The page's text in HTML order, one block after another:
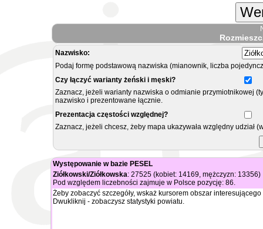
Nazwisko:
Podaj formę podstawową nazwiska (mianownik, liczba
Czy łączyć warianty żeński i męski?
Zaznacz, jeżeli warianty nazwiska o odmianie przymiotnikowej
nazwisko i prezentowane łącznie.
Prezentacja częstości względnej?
Zaznacz, jeżeli chcesz, żeby mapa ukazywała względny
Występowanie w bazie PESEL
Ziółkowski/Ziółkowska: 27525 (kobiet: 14169, mężczyzn: 13356)
Pod względem liczebności zajmuje w Polsce pozycję: 86.
Żeby zobaczyć szczegóły, wskaż kursorem obszar
Dwukliknij - zobaczysz statystyki powiatu.